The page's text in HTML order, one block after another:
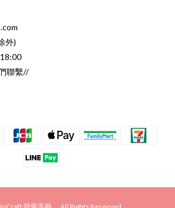
外)
聯繫//